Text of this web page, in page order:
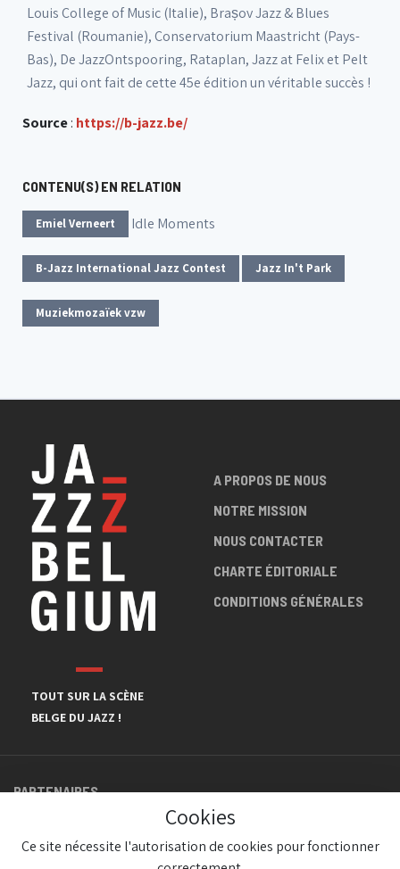
Louis College of Music (Italie), Brașov Jazz & Blues
Festival (Roumanie), Conservatorium Maastricht (Pays-
Bas), De JazzOntspooring, Rataplan, Jazz at Felix et Pelt
Jazz, qui ont fait de cette 45e édition un véritable succès !
Source: https://b-jazz.be/
CONTENU(S) EN RELATION
Emiel Verneert Idle Moments
B-Jazz International Jazz Contest Jazz In't Park
Muziekmozaïek vzw
TOUT SUR LA SCÈNE
BELGE DU JAZZ !
A PROPOS DE NOUS
NOTRE MISSION
NOUS CONTACTER
CHARTE ÉDITORIALE
CONDITIONS GÉNÉRALES
PARTENAIRES
Cookies
Ce site nécessite l'autorisation de cookies pour fonctionner